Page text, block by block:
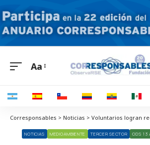
Aa
NOTICIAS MEDIOAMBIENTE TERCER SECTOR ODS 13